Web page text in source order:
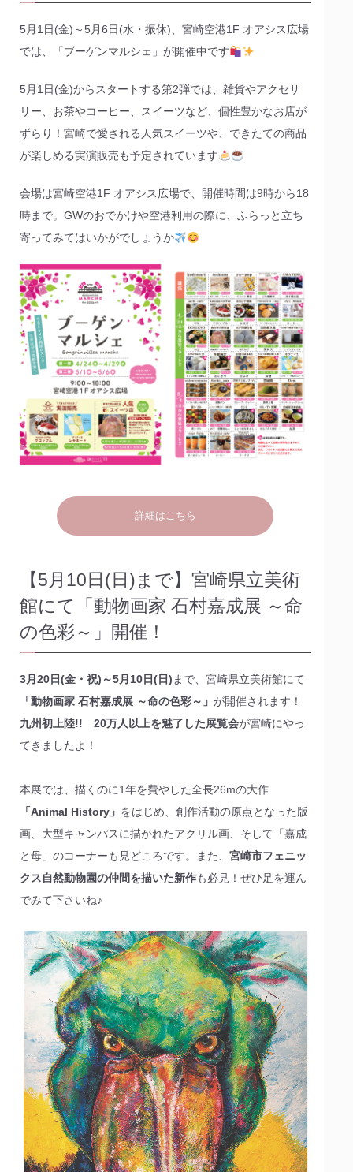
5月1日(金)～5月6日(水・振休)、宮崎空港1F オアシス広場
では、「ブーゲンマルシェ」が開催中です
5月1日(金)からスタートする第2弾では、雑貨やアクセサ
リー、お茶やコーヒー、スイーツなど、個性豊かなお店が
ずらり！宮崎で愛される人気スイーツや、できたての商品
が楽しめる実演販売も予定されています
会場は宮崎空港1F オアシス広場で、開催時間は9時から18
時まで。GWのおでかけや空港利用の際に、ふらっと立ち
寄ってみてはいかがでしょうか
詳細はこちら
【5月10日(日)まで】宮崎県立美術
館にて「動物画家 石村嘉成展 ～命
の色彩～」開催！
3月20日(金・祝)～5月10日(日) まで、宮崎県立美術館にて
「動物画家 石村嘉成展 ～命の色彩～」 が開催されます！
九州初上陸!! 20万人以上を魅了した展覧会が宮崎にやっ
てきましたよ！
本展では、描くのに1年を費やした全長26mの大作
「Animal History」 をはじめ、創作活動の原点となった版
画、大型キャンパスに描かれたアクリル画、そして「嘉成
と母」のコーナーも見どころです。また、 宮崎市フェニッ
クス自然動物園の仲間を描いた新作も必見！ぜひ足を運ん
でみて下さいね♪